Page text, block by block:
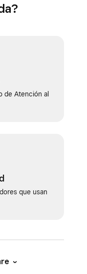
de Atención al
que usan